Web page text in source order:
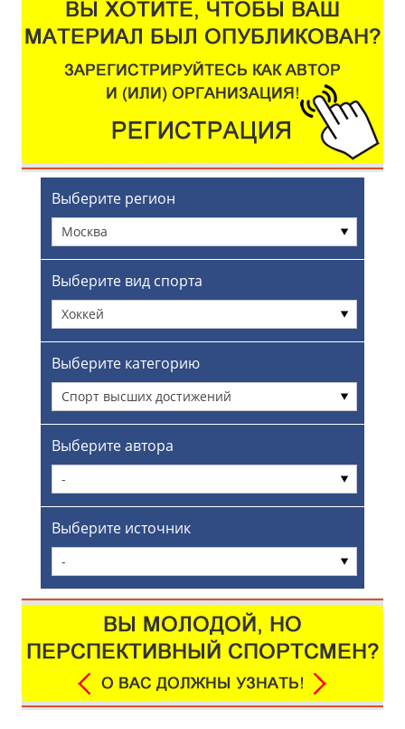
Выберите регион
Москва
Выберите вид спорта
Хоккей
Выберите категорию
Спорт высших достижений
Выберите автора
-
Выберите источник
-